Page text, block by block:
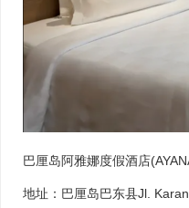
巴厘岛阿雅娜度假酒店
地址：巴厘岛巴东县Jl.